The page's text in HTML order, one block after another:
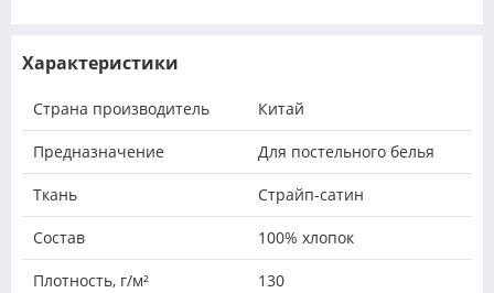
Характеристики
Страна производитель Китай
Предназначение Для постельного белья
Ткань Страйп-сатин
Состав 100% хлопок
Плотность, г/м² 130